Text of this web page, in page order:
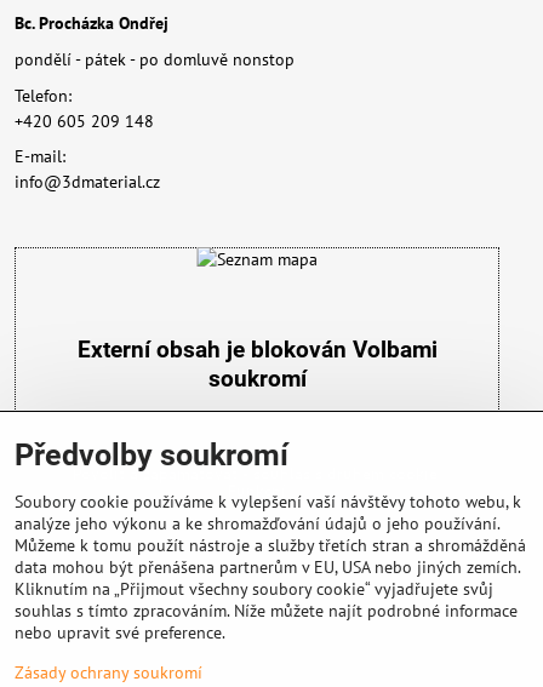
Bc. Procházka Ondřej
pondělí - pátek - po domluvě nonstop
Telefon:
+420 605 209 148
E-mail:
info@3dmaterial.cz
Externí obsah je blokován Volbami
soukromí
Přejete si načíst externí obsah?
Povolit a zapamatovat - souhlas s druhem cookie:
Funkční
Důležité info
Předvolby soukromí
Soubory cookie používáme k vylepšení vaší návštěvy tohoto webu, k
analýze jeho výkonu a ke shromažďování údajů o jeho používání.
Můžeme k tomu použít nástroje a služby třetích stran a shromážděná
data mohou být přenášena partnerům v EU, USA nebo jiných zemích.
Kliknutím na „Přijmout všechny soubory cookie“ vyjadřujete svůj
souhlas s tímto zpracováním. Níže můžete najít podrobné informace
nebo upravit své preference.
Zásady ochrany soukromí